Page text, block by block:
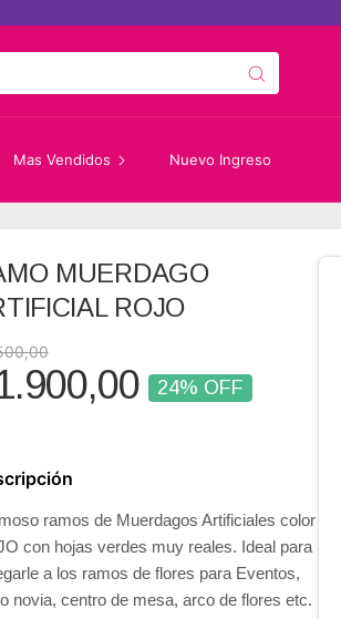
Mas Vendidos Nuevo Ingreso
MUERDAGO
ROJO
24% OFF
ramos de Muerdagos Artificiales color
con hojas verdes muy reales. Ideal para
a los ramos de flores para Eventos,
novia, centro de mesa, arco de flores etc.